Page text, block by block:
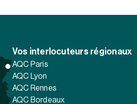
Vos interlocuteurs régionaux
AQC Paris
AQC Lyon
AQC Rennes
AQC Bordeaux